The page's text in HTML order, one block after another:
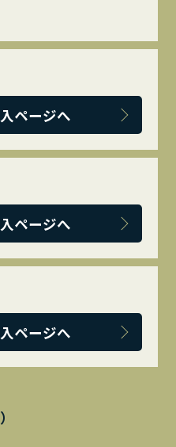
ページへ
ページへ
ページへ